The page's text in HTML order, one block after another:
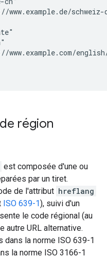
www.example.de/
www.example.com/
région
est composée d'une ou
par un tiret.
de l'attribut hreflang
ISO 639-1), suivi d'un
le code régional (au
autre URL alternative.
la norme ISO 639-1
la norme ISO 3166-1